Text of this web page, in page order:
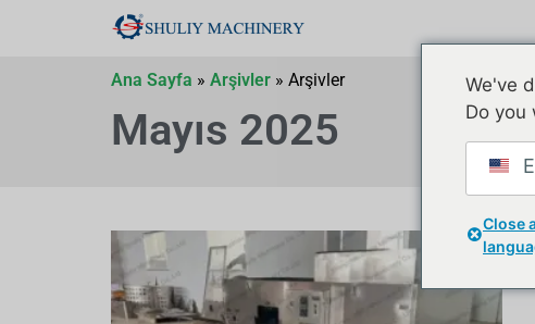
Ana Sayfa » Arşivler » Arşivler
Mayıs 2025
We've
Do you
Close